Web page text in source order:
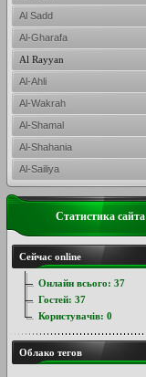
Al Sadd
Al-Gharafa
Al Rayyan
Al-Ahli
Al-Wakrah
Al-Shamal
Al-Shahania
Al-Sailiya
Статистика сайта
Сейчас online
Онлайн всього: 37
Гостей: 37
Користувачів: 0
Облако тегов